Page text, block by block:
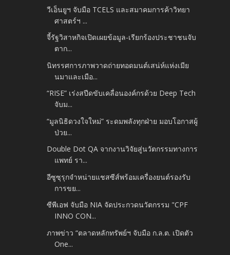
วีเอ็นยูฯ จับมือ TCELS และสมาคมการค้าวิทยา
ศาสตร์ฯ ...
จี้รัฐวิสาหกิจเปิดเผยข้อมูล-เรียกร้องประชาชนจับ
ตาก...
นิทรรศการภาพวาดถ่ายทอดมนต์เสน่ห์แห่งเมีย
นมาและเมือ...
“RISE” เร่งสปีดขับเคลื่อนองค์กรด้วย Deep Tech
จับม...
“มูลนิธิดวงใจใหม่” ระดมพลังทุกฝ่าย มอบโอกาสผู้
ป่วย...
Double Dot QA จากงานวิจัยสู่นวัตกรรมทางการ
แพทย์ รา...
อีซูซุรุกจำหน่ายแชสซีส์พร้อมเครื่องยนต์รองรับ
การขย...
ซีพีเอฟ จับมือ NIA จัดประกวดนวัตกรรม "CPF
INNO CON...
ภาพข่าว “ตลาดหลักทรัพย์ฯ จับมือ ก.ล.ต. เปิดตัว
One...